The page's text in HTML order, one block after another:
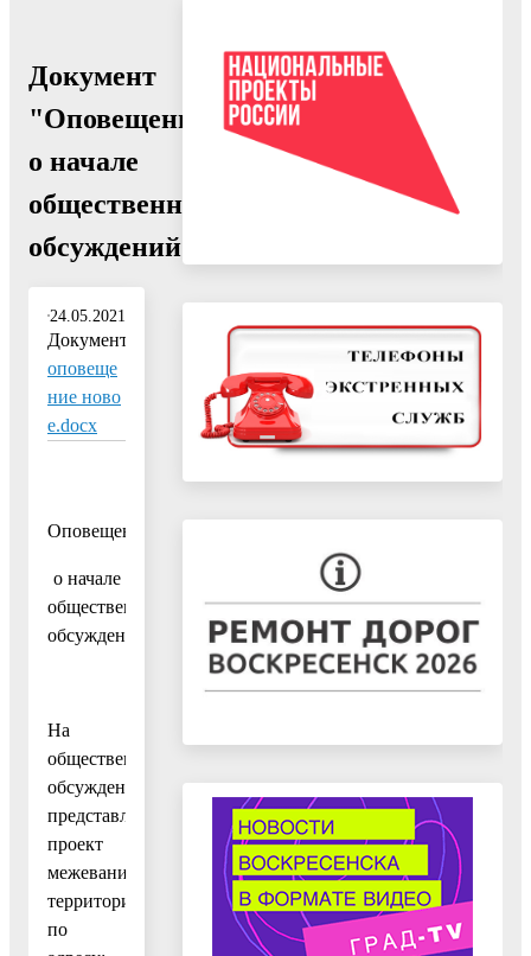
Документ
"Оповещение
о начале
общественных
обсуждений"
24.05.2021
Документ:
оповеще
ние ново
е.docx
Оповещение
о начале
общественных
обсуждений
На
общественные
обсуждения
представляется
проект
межевания
территории
по